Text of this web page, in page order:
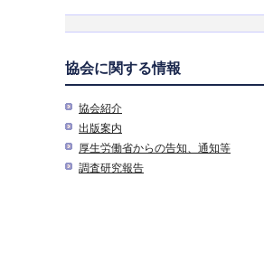
協会に関する情報
協会紹介
出版案内
厚生労働省からの告知、通知等
調査研究報告